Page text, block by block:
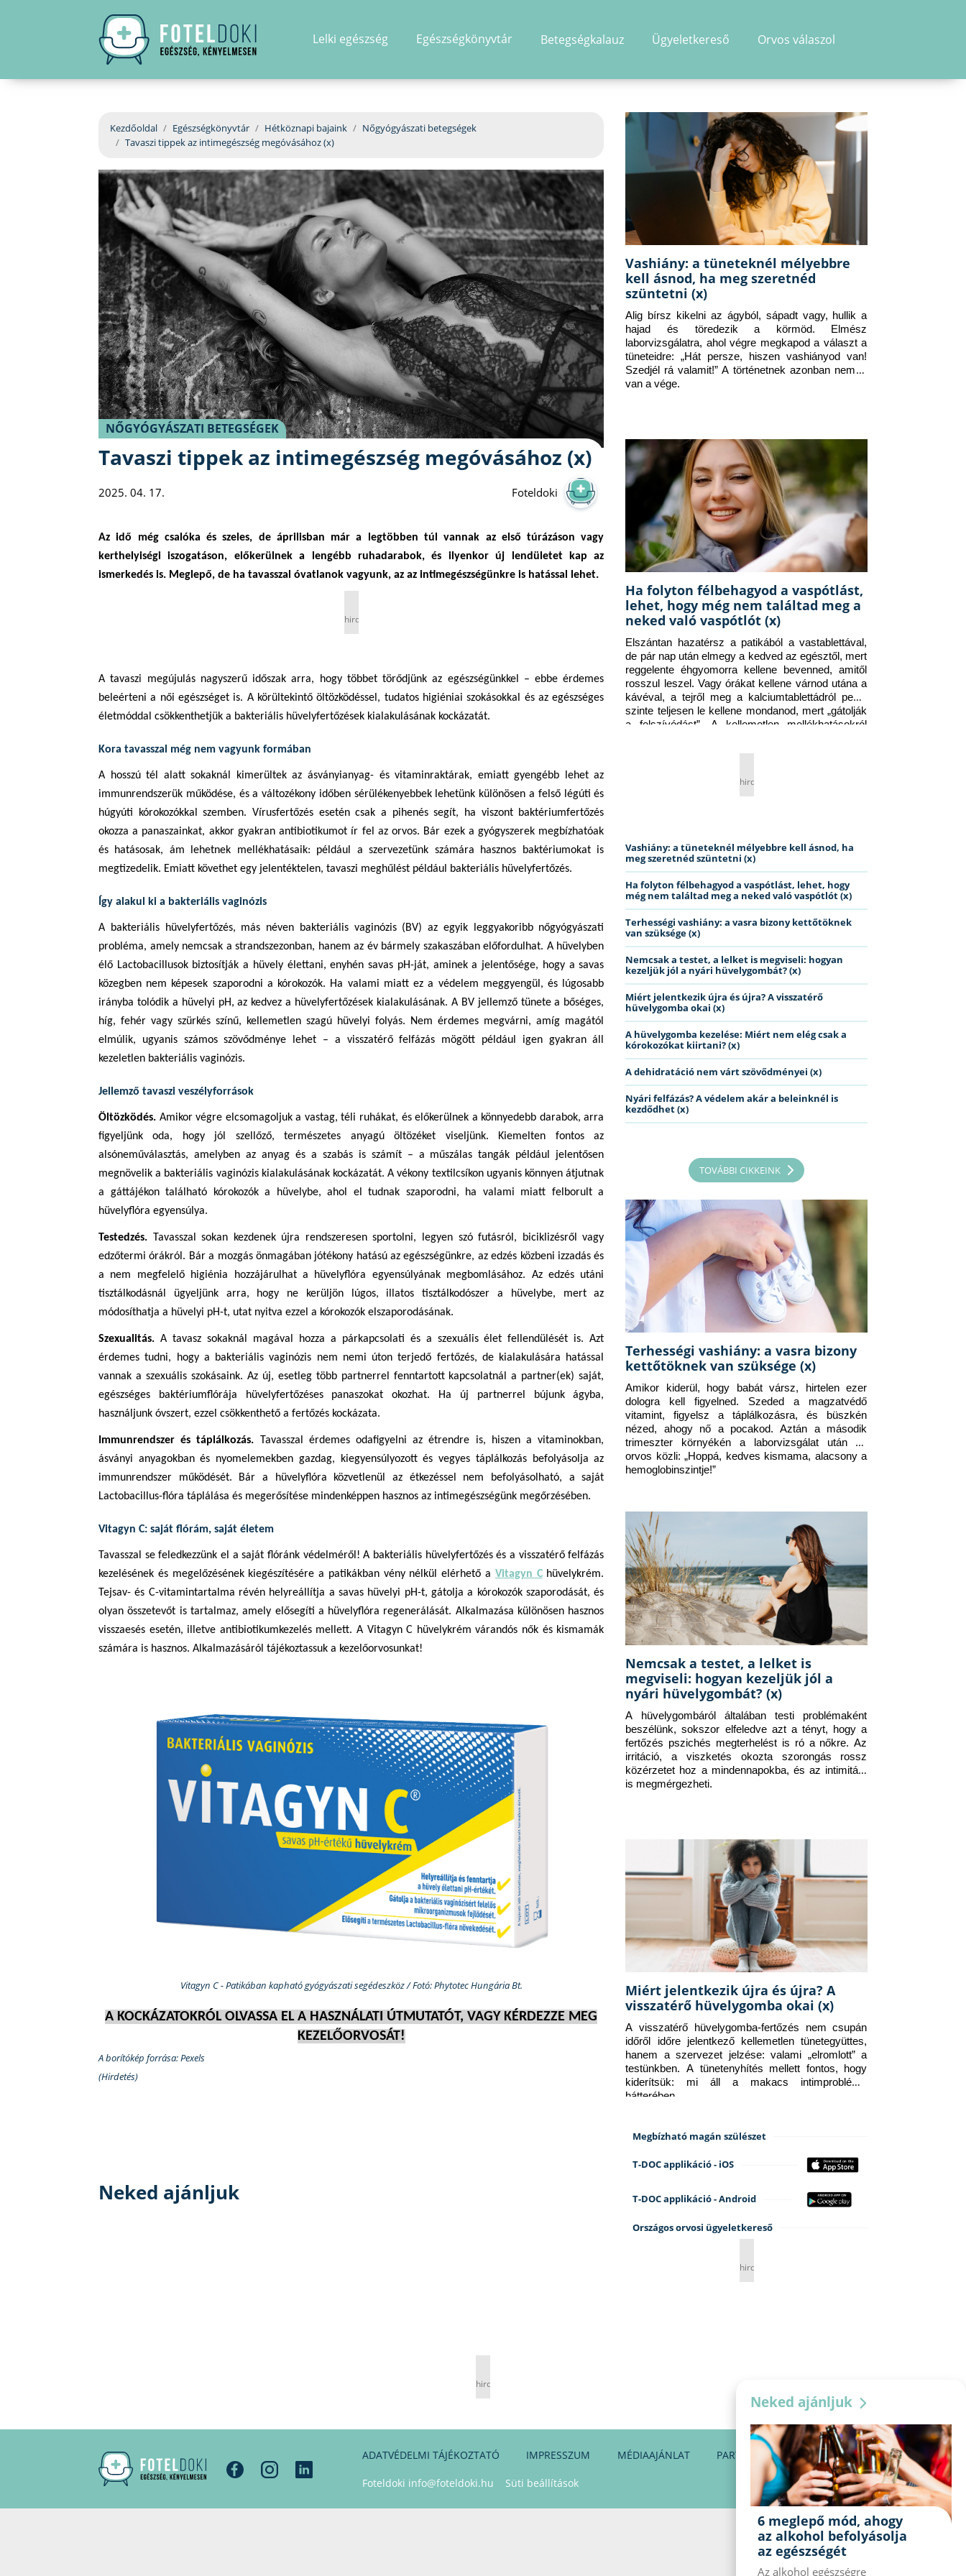
Lelki egészség Egészségkönyvtár Betegségkalauz Ügyeletkereső Orvos válaszol
Kezdőoldal Egészségkönyvtár Hétköznapi bajaink
Nőgyógyászati betegségek
Tavaszi tippek az intimegészség megóvásához (x)
NŐGYÓGYÁSZATI BETEGSÉGEK
Tavaszi tippek az intimegészség megóvásához (x)
2025. 04. 17. Foteldoki
Az idő még csalóka és szeles, de áprilisban már a legtöbben túl vannak az első túrázáson vagy
kerthelyiségi iszogatáson, előkerülnek a lengébb ruhadarabok, és ilyenkor új lendületet kap az
ismerkedés is. Meglepő, de ha tavasszal óvatlanok vagyunk, az az intimegészségünkre is hatással lehet.
hirdetés
A tavaszi megújulás nagyszerű időszak arra, hogy többet törődjünk az egészségünkkel – ebbe érdemes
beleérteni a női egészséget is. A körültekintő öltözködéssel, tudatos higiéniai szokásokkal és az egészséges
életmóddal csökkenthetjük a bakteriális hüvelyfertőzések kialakulásának kockázatát.
Kora tavasszal még nem vagyunk formában
A hosszú tél alatt sokaknál kimerültek az ásványianyag- és vitaminraktárak, emiatt gyengébb lehet az
immunrendszerük működése, és a változékony időben sérülékenyebbek lehetünk különösen a felső légúti és
húgyúti kórokozókkal szemben. Vírusfertőzés esetén csak a pihenés segít, ha viszont baktériumfertőzés
okozza a panaszainkat, akkor gyakran antibiotikumot ír fel az orvos. Bár ezek a gyógyszerek megbízhatóak
és hatásosak, ám lehetnek mellékhatásaik: például a szervezetünk számára hasznos baktériumokat is
megtizedelik. Emiatt követhet egy jelentéktelen, tavaszi meghűlést például bakteriális hüvelyfertőzés.
Így alakul ki a bakteriális vaginózis
A bakteriális hüvelyfertőzés, más néven bakteriális vaginózis (BV) az egyik leggyakoribb nőgyógyászati
probléma, amely nemcsak a strandszezonban, hanem az év bármely szakaszában előfordulhat. A hüvelyben
élő Lactobacillusok biztosítják a hüvely élettani, enyhén savas pH-ját, aminek a jelentősége, hogy a savas
közegben nem képesek szaporodni a kórokozók. Ha valami miatt ez a védelem meggyengül, és lúgosabb
irányba tolódik a hüvelyi pH, az kedvez a hüvelyfertőzések kialakulásának. A BV jellemző tünete a bőséges,
híg, fehér vagy szürkés színű, kellemetlen szagú hüvelyi folyás. Nem érdemes megvárni, amíg magától
elmúlik, ugyanis számos szövődménye lehet – a visszatérő felfázás mögött például igen gyakran áll
kezeletlen bakteriális vaginózis.
Jellemző tavaszi veszélyforrások
Öltözködés. Amikor végre elcsomagoljuk a vastag, téli ruhákat, és előkerülnek a könnyedebb darabok, arra
figyeljünk oda, hogy jól szellőző, természetes anyagú öltözéket viseljünk. Kiemelten fontos az
alsóneműválasztás, amelyben az anyag és a szabás is számít – a műszálas tangák például jelentősen
megnövelik a bakteriális vaginózis kialakulásának kockázatát. A vékony textilcsíkon ugyanis könnyen átjutnak
a gáttájékon található kórokozók a hüvelybe, ahol el tudnak szaporodni, ha valami miatt felborult a
hüvelyflóra egyensúlya.
Testedzés. Tavasszal sokan kezdenek újra rendszeresen sportolni, legyen szó futásról, biciklizésről vagy
edzőtermi órákról. Bár a mozgás önmagában jótékony hatású az egészségünkre, az edzés közbeni izzadás és
a nem megfelelő higiénia hozzájárulhat a hüvelyflóra egyensúlyának megbomlásához. Az edzés utáni
tisztálkodásnál ügyeljünk arra, hogy ne kerüljön lúgos, illatos tisztálkodószer a hüvelybe, mert az
módosíthatja a hüvelyi pH-t, utat nyitva ezzel a kórokozók elszaporodásának.
Szexualitás. A tavasz sokaknál magával hozza a párkapcsolati és a szexuális élet fellendülését is. Azt
érdemes tudni, hogy a bakteriális vaginózis nem nemi úton terjedő fertőzés, de kialakulására hatással
vannak a szexuális szokásaink. Az új, esetleg több partnerrel fenntartott kapcsolatnál a partner(ek) saját,
egészséges baktériumflórája hüvelyfertőzéses panaszokat okozhat. Ha új partnerrel bújunk ágyba,
használjunk óvszert, ezzel csökkenthető a fertőzés kockázata.
Immunrendszer és táplálkozás. Tavasszal érdemes odafigyelni az étrendre is, hiszen a vitaminokban,
ásványi anyagokban és nyomelemekben gazdag, kiegyensúlyozott és vegyes táplálkozás befolyásolja az
immunrendszer működését. Bár a hüvelyflóra közvetlenül az étkezéssel nem befolyásolható, a saját
Lactobacillus-flóra táplálása és megerősítése mindenképpen hasznos az intimegészségünk megőrzésében.
Vitagyn C: saját flórám, saját életem
Tavasszal se feledkezzünk el a saját flóránk védelméről! A bakteriális hüvelyfertőzés és a visszatérő felfázás
kezelésének és megelőzésének kiegészítésére a patikákban vény nélkül elérhető a Vitagyn Chüvelykrém.
Tejsav- és C-vitamintartalma révén helyreállítja a savas hüvelyi pH-t, gátolja a kórokozók szaporodását, és
olyan összetevőt is tartalmaz, amely elősegíti a hüvelyflóra regenerálását. Alkalmazása különösen hasznos
visszaesés esetén, illetve antibiotikumkezelés mellett. A Vitagyn C hüvelykrém várandós nők és kismamák
számára is hasznos. Alkalmazásáról tájékoztassuk a kezelőorvosunkat!
Vitagyn C - Patikában kapható gyógyászati segédeszköz / Fotó: Phytotec Hungária Bt.
A KOCKÁZATOKRÓL OLVASSA EL A HASZNÁLATI ÚTMUTATÓT, VAGY KÉRDEZZE MEG
KEZELŐORVOSÁT!
A borítókép forrása: Pexels
(Hirdetés)
Neked ajánljuk
Vashiány: a tüneteknél mélyebbre
kell ásnod, ha meg szeretnéd
szüntetni (x)
Alig bírsz kikelni az ágyból, sápadt vagy, hullik a
hajad és töredezik a körmöd. Elmész
laborvizsgálatra, ahol végre megkapod a választ a
tüneteidre: „Hát persze, hiszen vashiányod van!
Szedjél rá valamit!” A történetnek azonban nem itt
van a vége.
Ha folyton félbehagyod a vaspótlást,
lehet, hogy még nem találtad meg a
neked való vaspótlót (x)
Elszántan hazatérsz a patikából a vastablettával,
de pár nap után elmegy a kedved az egésztől, mert
reggelente éhgyomorra kellene bevenned, amitől
rosszul leszel. Vagy órákat kellene várnod utána a
kávéval, a tejről meg a kalciumtablettádról pedig
szinte teljesen le kellene mondanod, mert „gátolják
a felszívódást”. A kellemetlen mellékhatásokról
hirdetés
Vashiány: a tüneteknél mélyebbre kell ásnod, ha
meg szeretnéd szüntetni (x)
Ha folyton félbehagyod a vaspótlást, lehet, hogy
még nem találtad meg a neked való vaspótlót (x)
Terhességi vashiány: a vasra bizony kettőtöknek
van szüksége (x)
Nemcsak a testet, a lelket is megviseli: hogyan
kezeljük jól a nyári hüvelygombát? (x)
Miért jelentkezik újra és újra? A visszatérő
hüvelygomba okai (x)
A hüvelygomba kezelése: Miért nem elég csak a
kórokozókat kiirtani? (x)
A dehidratáció nem várt szövődményei (x)
Nyári felfázás? A védelem akár a beleinknél is
kezdődhet (x)
TOVÁBBI CIKKEINK
Terhességi vashiány: a vasra bizony
kettőtöknek van szüksége (x)
Amikor kiderül, hogy babát vársz, hirtelen ezer
dologra kell figyelned. Szeded a magzatvédő
vitamint, figyelsz a táplálkozásra, és büszkén
nézed, ahogy nő a pocakod. Aztán a második
trimeszter környékén a laborvizsgálat után az
orvos közli: „Hoppá, kedves kismama, alacsony a
hemoglobinszintje!”
Nemcsak a testet, a lelket is
megviseli: hogyan kezeljük jól a
nyári hüvelygombát? (x)
A hüvelygombáról általában testi problémaként
beszélünk, sokszor elfeledve azt a tényt, hogy a
fertőzés pszichés megterhelést is ró a nőkre. Az
irritáció, a viszketés okozta szorongás rossz
közérzetet hoz a mindennapokba, és az intimitást
is megmérgezheti.
Miért jelentkezik újra és újra? A
visszatérő hüvelygomba okai (x)
A visszatérő hüvelygomba-fertőzés nem csupán
időről időre jelentkező kellemetlen tünetegyüttes,
hanem a szervezet jelzése: valami „elromlott” a
testünkben. A tünetenyhítés mellett fontos, hogy
kiderítsük: mi áll a makacs intimprobléma
hátterében.
Megbízható magán szülészet
T-DOC applikáció - iOS
T-DOC applikáció - Android
Országos orvosi ügyeletkereső
hirdetés
hirdetés
ADATVÉDELMI TÁJÉKOZTATÓ IMPRESSZUM MÉDIAAJÁNLAT PARTNEREINK KAPCSOLAT
Foteldoki info@foteldoki.hu Süti beállítások
Neked ajánljuk
6 meglepő mód, ahogy
az alkohol befolyásolja
az egészségét
Az alkohol egészségre